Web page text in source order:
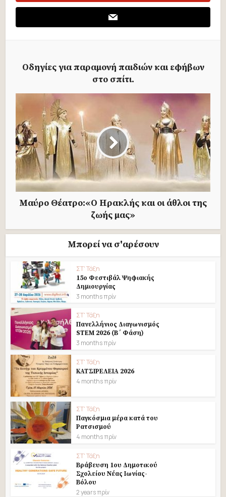
Οδηγίες για παραμονή παιδιών και εφήβων
στο σπίτι.
Μαύρο Θέατρο:«Ο Ηρακλής και οι άθλοι της
ζωής μας»
Μπορεί να σ'αρέσουν
ΣΤ' Τάξη
15ο Φεστιβάλ Ψηφιακής
Δημιουργίας
3 months πρίν
ΣΤ' Τάξη
Πανελλήνιος Διαγωνισμός
STEM 2026 (B΄ Φάση)
3 months πρίν
ΣΤ' Τάξη
ΚΑΤΣΙΡΕΛΕΙΑ 2026
4 months πρίν
ΣΤ' Τάξη
Παγκόσμια μέρα κατά του
Ρατσισμού
4 months πρίν
ΣΤ' Τάξη
Βράβευση 1ου Δημοτικού
Σχολείου Νέας Ιωνίας-
Βόλου
2 years πρίν